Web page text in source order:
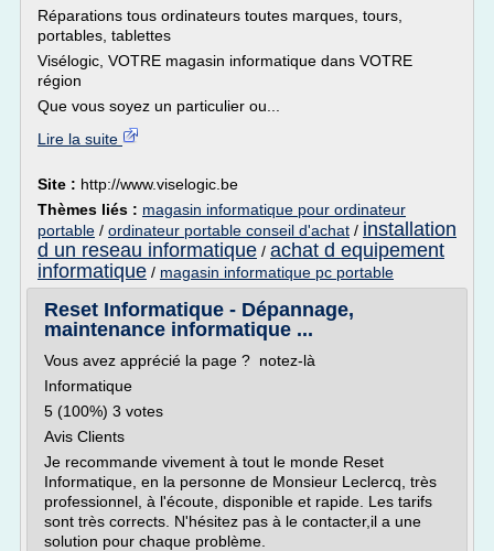
Réparations tous ordinateurs toutes marques, tours,
portables, tablettes
Visélogic, VOTRE magasin informatique dans VOTRE
région
Que vous soyez un particulier ou...
Lire la suite
Site : http://www.viselogic.be
Thèmes liés : magasin informatique pour ordinateur
portable / ordinateur portable conseil d'achat / installation
d un reseau informatique / achat d equipement
informatique / magasin informatique pc portable
Reset Informatique - Dépannage,
maintenance informatique ...
Vous avez apprécié la page ? notez-là
Informatique
5 (100%) 3 votes
Avis Clients
Je recommande vivement à tout le monde Reset
Informatique, en la personne de Monsieur Leclercq, très
professionnel, à l'écoute, disponible et rapide. Les tarifs
sont très corrects. N'hésitez pas à le contacter,il a une
solution pour chaque problème.